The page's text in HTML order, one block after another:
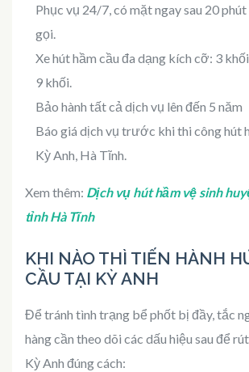
Phục vụ 24/7, có mặt ngay sau 20
gọi.
Xe hút hầm cầu đa dạng kích cỡ: 3
9 khối.
Bảo hành tất cả dịch vụ lên đến 5 năm
Báo giá dịch vụ trước khi thi công hút
Kỳ Anh, Hà Tĩnh.
Xem thêm: Dịch vụ hút hầm vệ sinh
tỉnh Hà Tĩnh
KHI NÀO THÌ TIẾN HÀNH
CẦU TẠI KỲ ANH
Để tránh tình trạng bể phốt bị đầy, tắc
hàng cần theo dõi các dấu hiệu sau để
Kỳ Anh đúng cách: